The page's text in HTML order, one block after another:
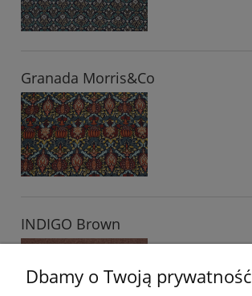
Granada Morris&Co
INDIGO Brown
Dbamy o Twoją prywatność